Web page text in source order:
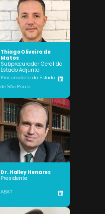
Thiago Oliveira de
Matos
Subprocurador Geral do
Estado Adjunto
Procuradoria do Estado
de São Paulo
Dr. Halley Henares
Presidente
ABAT